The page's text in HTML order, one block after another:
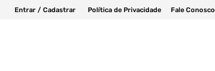
Entrar / Cadastrar Política de Privacidade Fale Conosco